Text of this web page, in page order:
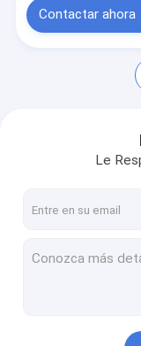
Solicitar una
Equipo de
Herramientas
Recambios de
Contactar ahora
Le